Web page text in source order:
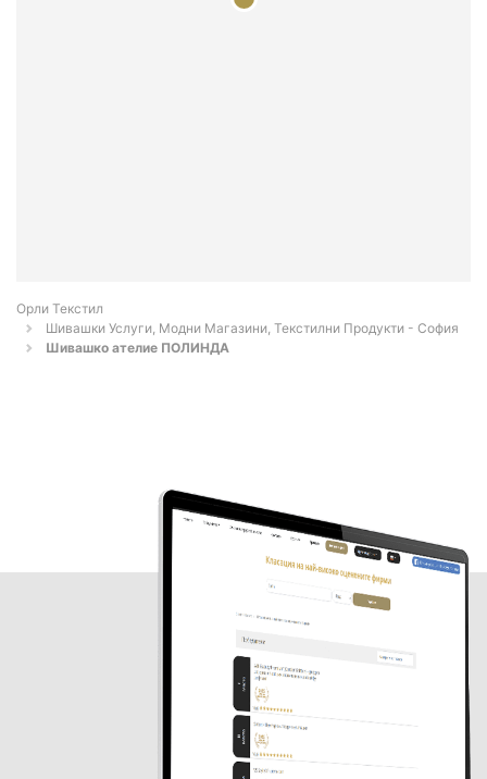
Орли Текстил
Шивашки Услуги, Модни Магазини, Текстилни Продукти - София
Шивашко ателие ПОЛИНДА